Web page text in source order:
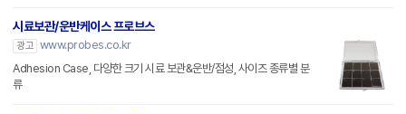
시료보관/운반케이스 프로브스
광고 www.probes.co.kr
Adhesion Case, 다양한 크기 시료 보관&운반/점성, 사이즈 종류별 분
류